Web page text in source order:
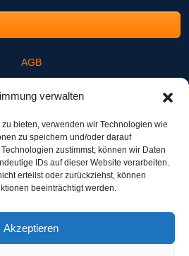
verwalten
bieten, verwenden wir Technologien wie
zu speichern und/oder darauf
zustimmst, können wir Daten
IDs auf dieser Website verarbeiten.
erteilst oder zurückziehst, können
beeinträchtigt werden.
Akzeptieren
AGB
Anmeldung
Pressebereich